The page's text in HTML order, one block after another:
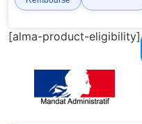
[alma-product-eligibility]